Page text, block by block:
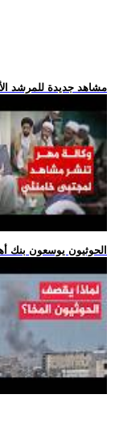
.. مشاهد جديدة للمرشد
.. الحوثيون يوسعون بنك